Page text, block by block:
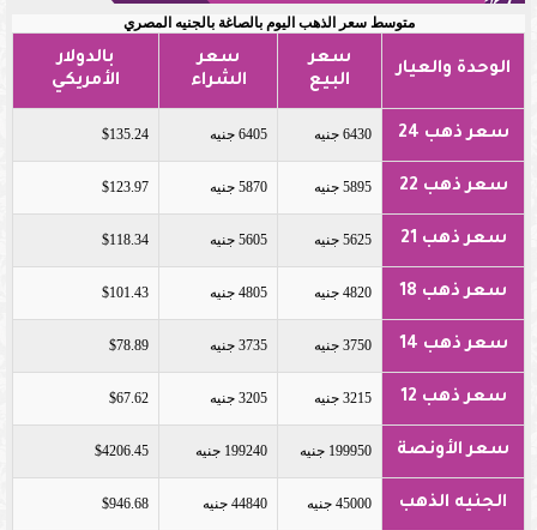
متوسط سعر الذهب اليوم بالصاغة بالجنيه المصري
الوحدة والعيار
سعر
البيع
سعر
الشراء
بالدولار
الأمريكي
سعر ذهب 24 6430 جنيه 6405 جنيه $135.24
سعر ذهب 22 5895 جنيه 5870 جنيه $123.97
سعر ذهب 21 5625 جنيه 5605 جنيه $118.34
سعر ذهب 18 4820 جنيه 4805 جنيه $101.43
سعر ذهب 14 3750 جنيه 3735 جنيه $78.89
سعر ذهب 12 3215 جنيه 3205 جنيه $67.62
سعر الأونصة 199950 جنيه 199240 جنيه $4206.45
الجنيه الذهب 45000 جنيه 44840 جنيه $946.68